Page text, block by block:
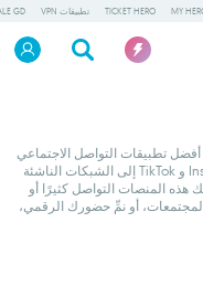
MY
TICKET HERO تطبيقات VPN GD
أفضل تطبيقات التواصل الاجتماعي
وتابع كل ما يحدث من حولك. من عمالقة مثل Instagram و TikTok إلى الشبكات الناشئة
هذه المنصات التواصل كثيرًا أو
المجتمعات، أو نمِّ حضورك الرقمي،